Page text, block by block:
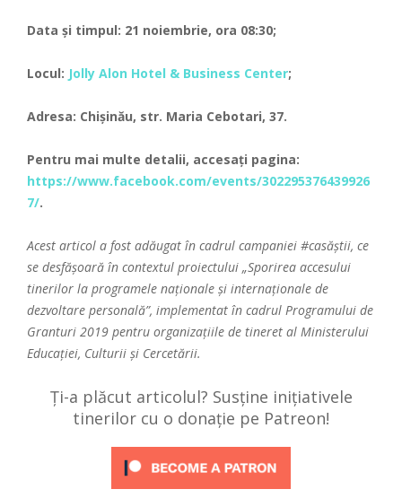
Data și timpul: 21 noiembrie, ora 08:30;
Locul: Jolly Alon Hotel & Business Center;
Adresa: Chișinău, str. Maria Cebotari, 37.
Pentru mai multe detalii, accesați pagina:
https://www.facebook.com/events/302295376439926
7/.
Acest articol a fost adăugat în cadrul campaniei #casăștii, ce
se desfășoară în contextul proiectului „Sporirea accesului
tinerilor la programele naționale și internaționale de
dezvoltare personală”, implementat în cadrul Programului de
Granturi 2019 pentru organizațiile de tineret al Ministerului
Educației, Culturii și Cercetării.
Ți-a plăcut articolul? Susține inițiativele
tinerilor cu o donație pe Patreon!